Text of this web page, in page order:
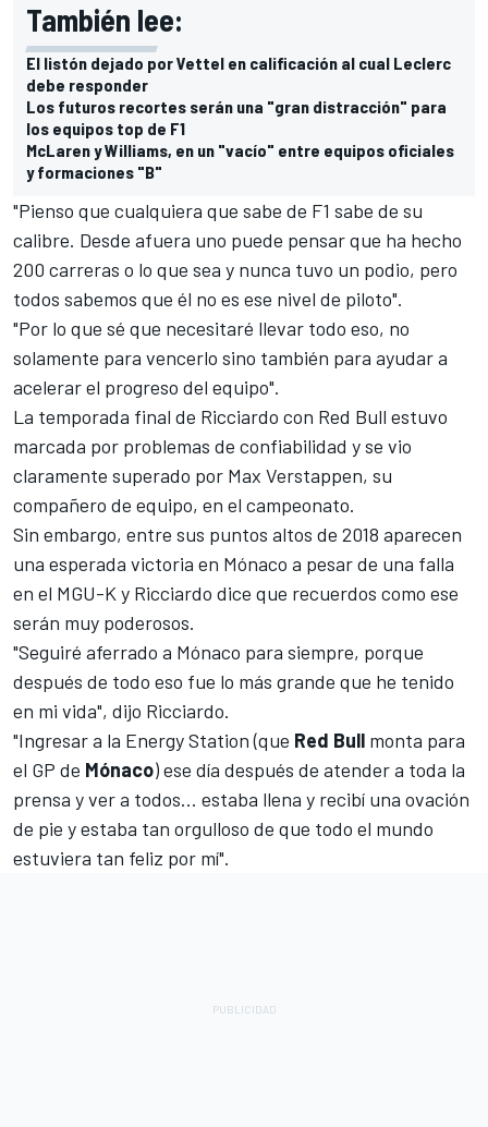
También lee:
El listón dejado por Vettel en calificación al cual Leclerc
debe responder
Los futuros recortes serán una "gran distracción" para
los equipos top de F1
McLaren y Williams, en un "vacío" entre equipos oficiales
y formaciones "B"
"Pienso que cualquiera que sabe de F1 sabe de su
calibre. Desde afuera uno puede pensar que ha hecho
200 carreras o lo que sea y nunca tuvo un podio, pero
todos sabemos que él no es ese nivel de piloto".
"Por lo que sé que necesitaré llevar todo eso, no
solamente para vencerlo sino también para ayudar a
acelerar el progreso del equipo".
La temporada final de Ricciardo con Red Bull estuvo
marcada por problemas de confiabilidad y se vio
claramente superado por Max Verstappen, su
compañero de equipo, en el campeonato.
Sin embargo, entre sus puntos altos de 2018 aparecen
una esperada victoria en Mónaco a pesar de una falla
en el MGU-K y Ricciardo dice que recuerdos como ese
serán muy poderosos.
"Seguiré aferrado a Mónaco para siempre, porque
después de todo eso fue lo más grande que he tenido
en mi vida", dijo Ricciardo.
"Ingresar a la Energy Station (que Red Bull monta para
el GP de Mónaco) ese día después de atender a toda la
prensa y ver a todos... estaba llena y recibí una ovación
de pie y estaba tan orgulloso de que todo el mundo
estuviera tan feliz por mí".